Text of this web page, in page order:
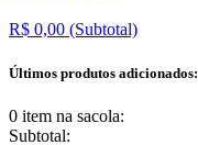
R$ 0,00 (Subtotal)
Últimos produtos adicionados:
0 item na sacola:
Subtotal: